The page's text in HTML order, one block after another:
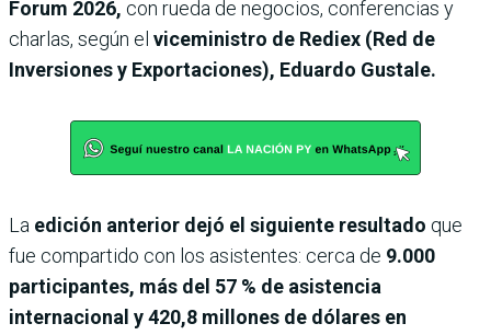
Forum 2026, con rueda de negocios, conferencias y
charlas, según el viceministro de Rediex (Red de
Inversiones y Exportaciones), Eduardo Gustale.
La edición anterior dejó el siguiente resultado que
fue compartido con los asistentes: cerca de 9.000
participantes, más del 57 % de asistencia
internacional y 420,8 millones de dólares en